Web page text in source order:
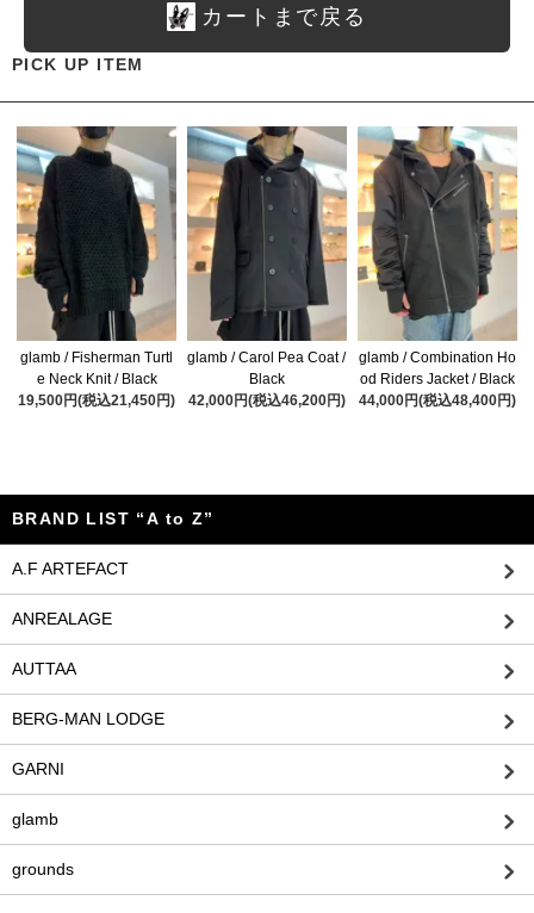
カートまで戻る
PICK UP ITEM
glamb / Fisherman Turtl
e Neck Knit / Black
19,500円(税込21,450円)
glamb / Carol Pea Coat /
Black
42,000円(税込46,200円)
glamb / Combination Ho
od Riders Jacket / Black
44,000円(税込48,400円)
BRAND LIST “A to Z”
A.F ARTEFACT
ANREALAGE
AUTTAA
BERG-MAN LODGE
GARNI
glamb
grounds